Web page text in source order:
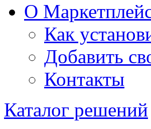
О
Как
Добавить
Контакты
Каталог решений